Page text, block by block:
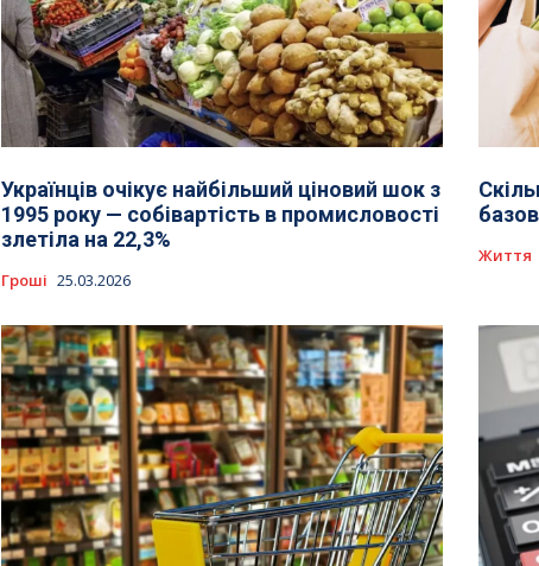
Українців очікує найбільший ціновий шок з
1995 року — собівартість в промисловості
злетіла на 22,3%
Гроші 25.03.2026
Життя